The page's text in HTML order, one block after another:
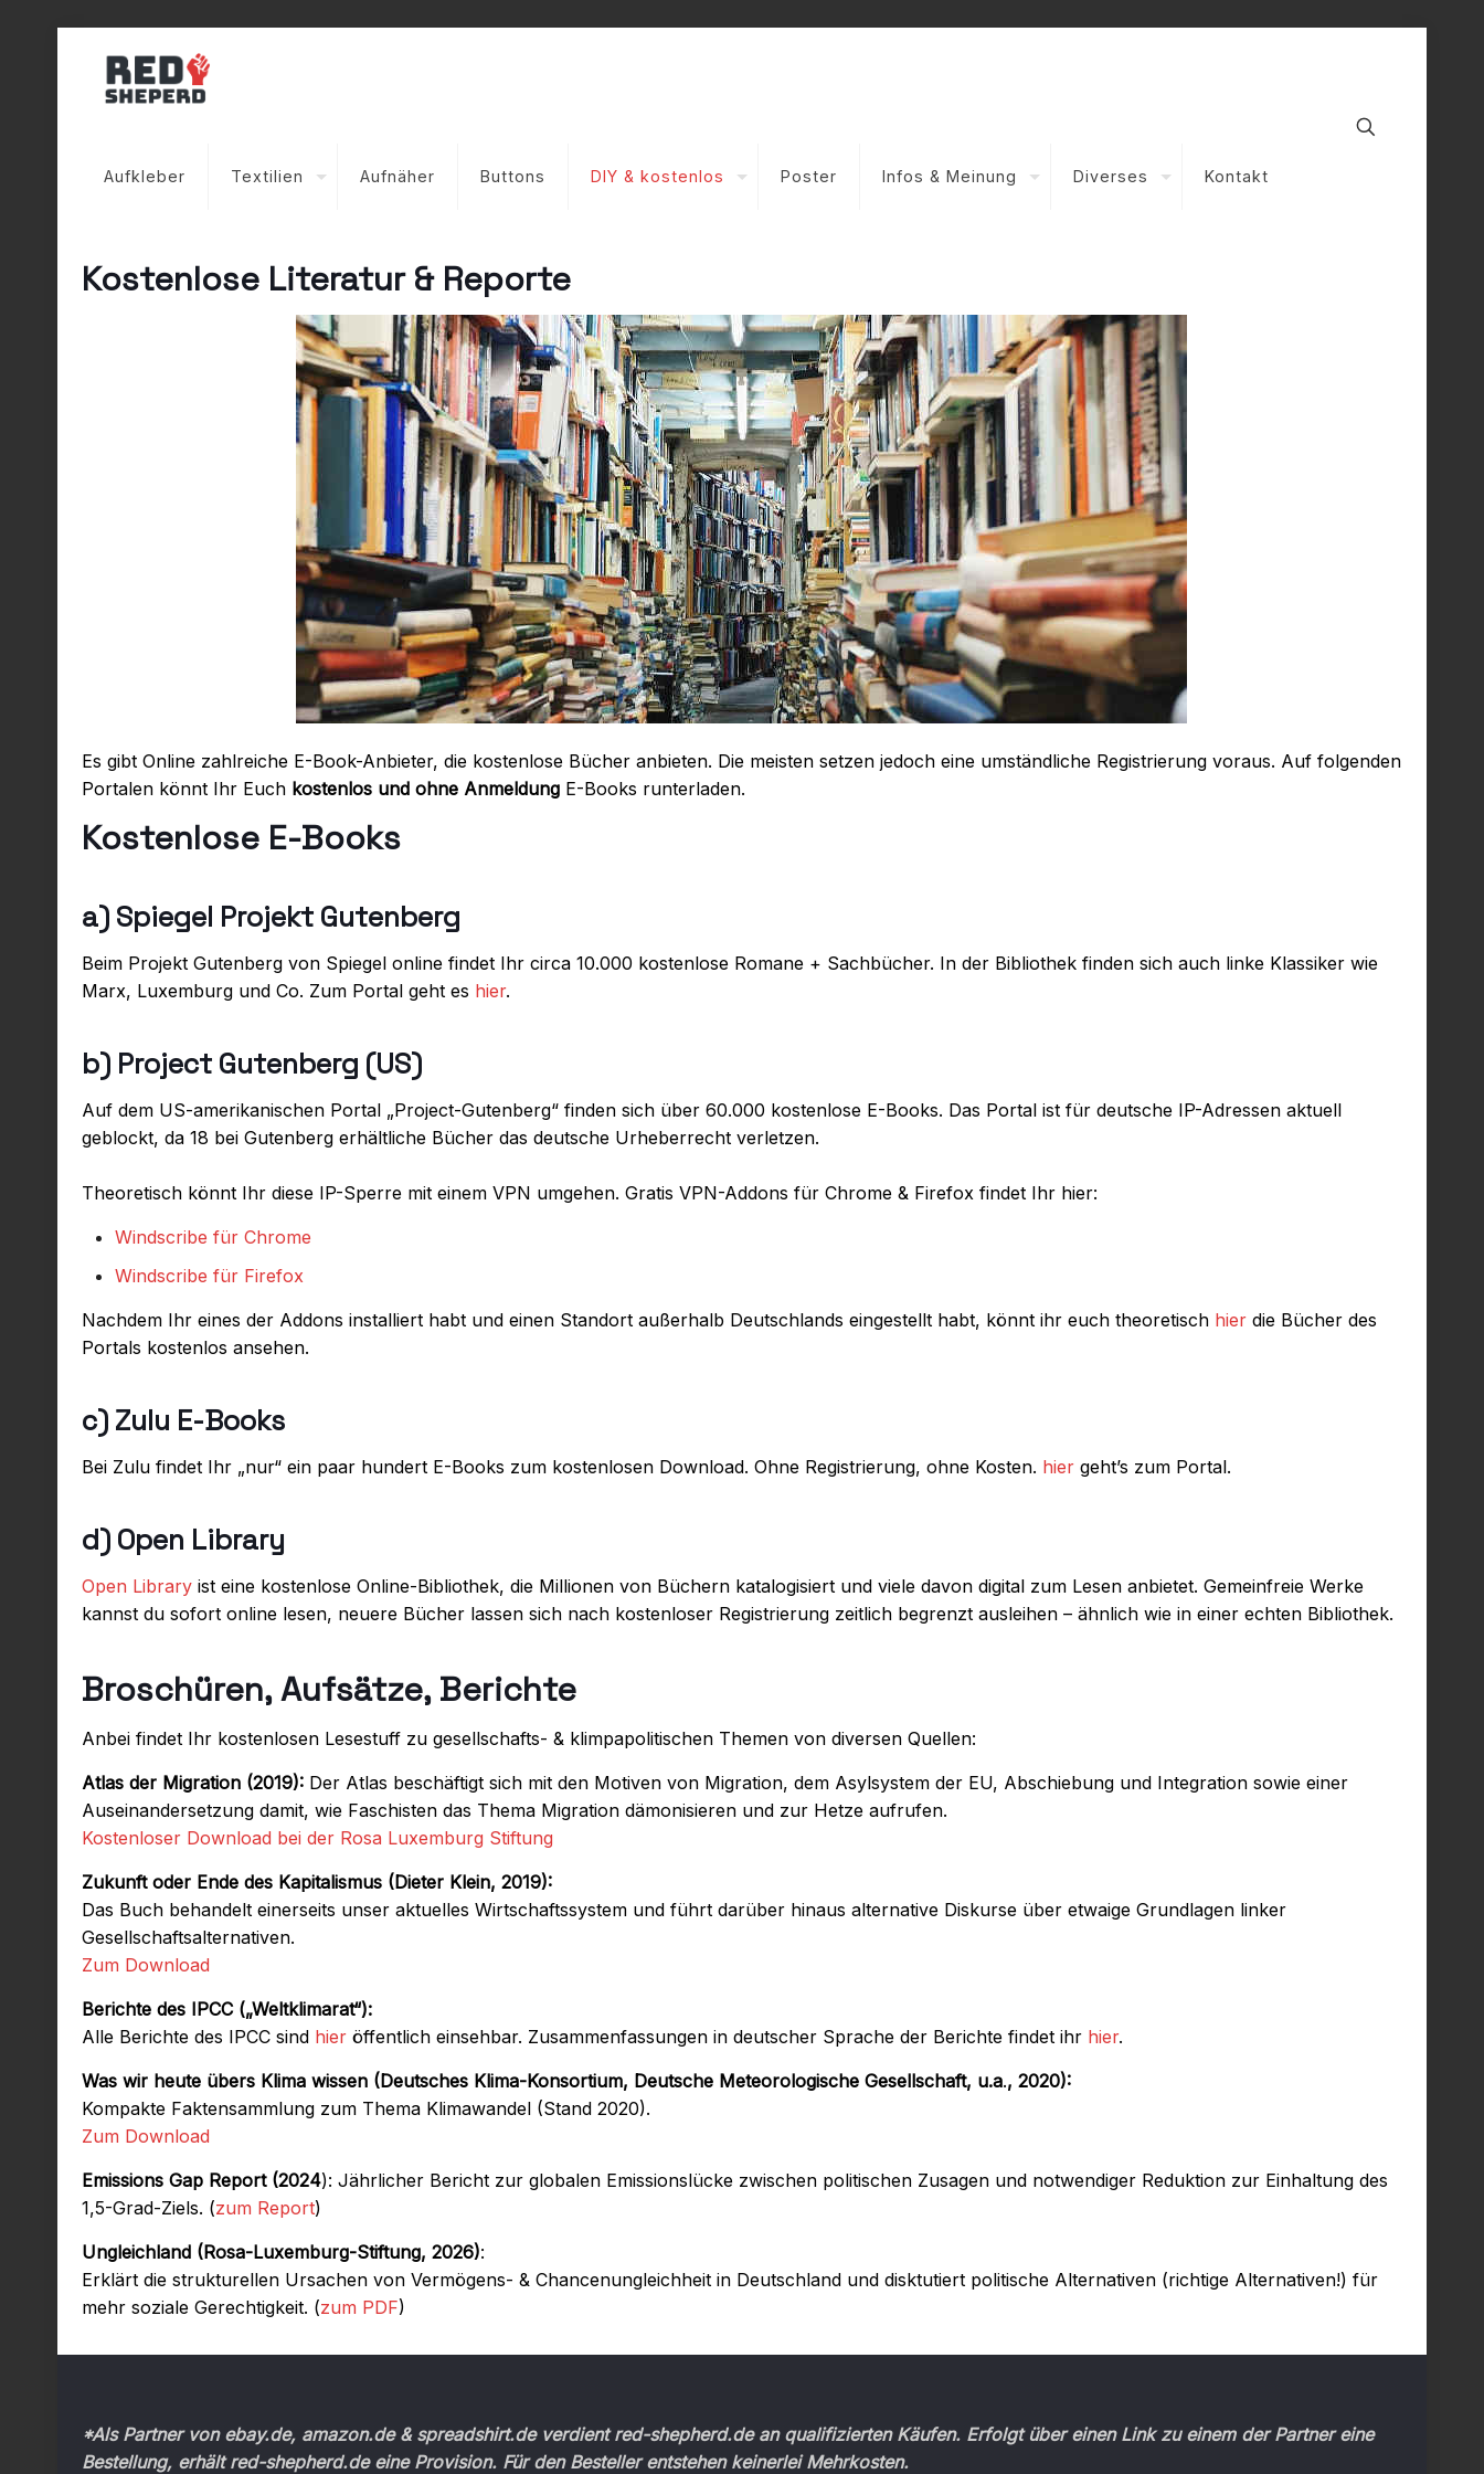
Aufkleber Textilien Aufnäher Buttons DIY & kostenlos Poster Infos & Meinung Diverses Kontakt
Kostenlose Literatur & Reporte
Es gibt Online zahlreiche E-Book-Anbieter, die kostenlose Bücher anbieten. Die meisten setzen jedoch eine umständliche Registrierung voraus. Auf folgenden
Portalen könnt Ihr Euch kostenlos und ohne Anmeldung E-Books runterladen.
Kostenlose E-Books
a) Spiegel Projekt Gutenberg
Beim Projekt Gutenberg von Spiegel online findet Ihr circa 10.000 kostenlose Romane + Sachbücher. In der Bibliothek finden sich auch linke Klassiker wie
Marx, Luxemburg und Co. Zum Portal geht es hier.
b) Project Gutenberg (US)
Auf dem US-amerikanischen Portal „Project-Gutenberg“ finden sich über 60.000 kostenlose E-Books. Das Portal ist für deutsche IP-Adressen aktuell
geblockt, da 18 bei Gutenberg erhältliche Bücher das deutsche Urheberrecht verletzen.
Theoretisch könnt Ihr diese IP-Sperre mit einem VPN umgehen. Gratis VPN-Addons für Chrome & Firefox findet Ihr hier:
Windscribe für Chrome
Windscribe für Firefox
Nachdem Ihr eines der Addons installiert habt und einen Standort außerhalb Deutschlands eingestellt habt, könnt ihr euch theoretisch hier die Bücher des
Portals kostenlos ansehen.
c) Zulu E-Books
Bei Zulu findet Ihr „nur“ ein paar hundert E-Books zum kostenlosen Download. Ohne Registrierung, ohne Kosten. hier geht’s zum Portal.
d) Open Library
Open Library ist eine kostenlose Online-Bibliothek, die Millionen von Büchern katalogisiert und viele davon digital zum Lesen anbietet. Gemeinfreie Werke
kannst du sofort online lesen, neuere Bücher lassen sich nach kostenloser Registrierung zeitlich begrenzt ausleihen – ähnlich wie in einer echten Bibliothek.
Broschüren, Aufsätze, Berichte
Anbei findet Ihr kostenlosen Lesestuff zu gesellschafts- & klimpapolitischen Themen von diversen Quellen:
Atlas der Migration (2019): Der Atlas beschäftigt sich mit den Motiven von Migration, dem Asylsystem der EU, Abschiebung und Integration sowie einer
Auseinandersetzung damit, wie Faschisten das Thema Migration dämonisieren und zur Hetze aufrufen.
Kostenloser Download bei der Rosa Luxemburg Stiftung
Zukunft oder Ende des Kapitalismus (Dieter Klein, 2019):
Das Buch behandelt einerseits unser aktuelles Wirtschaftssystem und führt darüber hinaus alternative Diskurse über etwaige Grundlagen linker
Gesellschaftsalternativen.
Zum Download
Berichte des IPCC („Weltklimarat“):
Alle Berichte des IPCC sind hier öffentlich einsehbar. Zusammenfassungen in deutscher Sprache der Berichte findet ihr hier.
Was wir heute übers Klima wissen (Deutsches Klima-Konsortium, Deutsche Meteorologische Gesellschaft, u.a., 2020):
Kompakte Faktensammlung zum Thema Klimawandel (Stand 2020).
Zum Download
Emissions Gap Report (2024): Jährlicher Bericht zur globalen Emissionslücke zwischen politischen Zusagen und notwendiger Reduktion zur Einhaltung des
1,5-Grad-Ziels. (zum Report)
Ungleichland (Rosa-Luxemburg-Stiftung, 2026):
Erklärt die strukturellen Ursachen von Vermögens- & Chancenungleichheit in Deutschland und disktutiert politische Alternativen (richtige Alternativen!) für
mehr soziale Gerechtigkeit. (zum PDF)
*Als Partner von ebay.de, amazon.de & spreadshirt.de verdient red-shepherd.de an qualifizierten Käufen. Erfolgt über einen Link zu einem der Partner eine
Bestellung, erhält red-shepherd.de eine Provision. Für den Besteller entstehen keinerlei Mehrkosten.